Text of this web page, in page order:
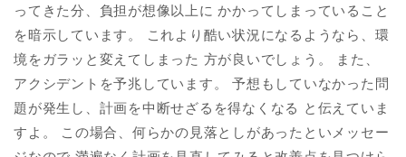
ってきた分、負担が想像以上に かかってしまっていること
を暗示しています。 これより酷い状況になるようなら、環
境をガラッと変えてしまった 方が良いでしょう。 また、
アクシデントを予兆しています。 予想もしていなかった問
題が発生し、計画を中断せざるを得なくなる と伝えていま
すよ。 この場合、何らかの見落としがあったといメッセー